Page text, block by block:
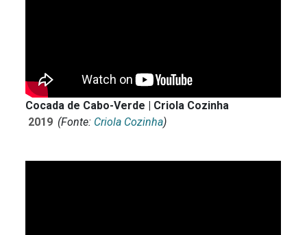
Cocada de Cabo-Verde | Criola Cozinha
2019 (Fonte: Criola Cozinha)